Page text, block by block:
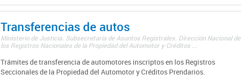
Transferencias de autos
Ministerio de Justicia. Subsecretaría de Asuntos Registrales. Dirección Nacional de
los Registros Nacionales de la Propiedad del Automotor y Créditos ...
Trámites de transferencia de automotores inscriptos en los Registros
Seccionales de la Propiedad del Automotor y Créditos Prendarios.